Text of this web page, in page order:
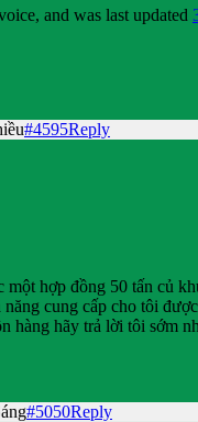
and was last updated
#4595Reply
một hợp đồng 50 tấn củ
cung cấp cho tôi
hàng hãy trả lời tôi sớm
#5050Reply